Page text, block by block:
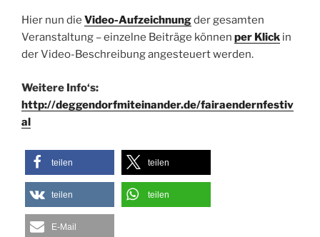
Hier nun die Video-Aufzeichnungder gesamten
Veranstaltung – einzelne Beiträge können per Klick in
der Video-Beschreibung angesteuert werden.
Weitere Info‘s:
http://deggendorfmiteinander.de/fairaendernfestiv
al
teilen teilen
teilen teilen
E-Mail